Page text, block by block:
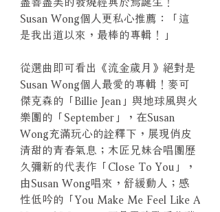
Susan Wong個人更私心推薦：「這
是我出道以來，最棒的專輯！」
從選曲即可看出《流金歲月》絕對是
Susan Wong個人最愛的專輯！麥可
傑克森的「Billie Jean」與地球風與火
樂團的「September」，在Susan
Wong充滿玩心的詮釋下，展現俏皮
清甜的青春氣息；木匠兄妹合唱團歷
久彌新的代表作「Close To You」，
由Susan Wong唱來，舒緩動人；感
性低吟的「You Make Me Feel Like A